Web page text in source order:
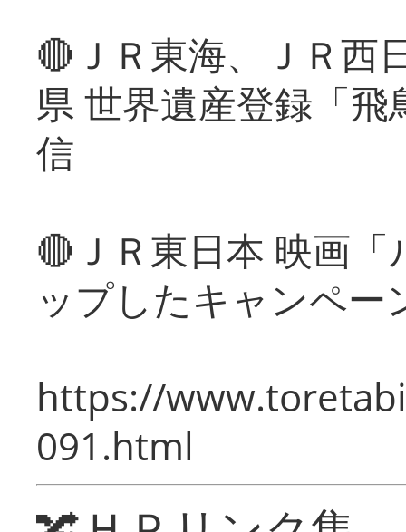
🔴ＪＲ東海、ＪＲ西
県 世界遺産登録「
信
🔴ＪＲ東日本 映画
ップしたキャンペー
https://
091.html